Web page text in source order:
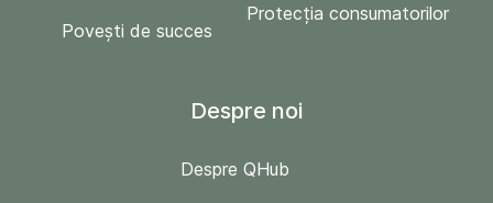
Povești de succes
Protecția consumatorilor
Despre noi
Despre QHub